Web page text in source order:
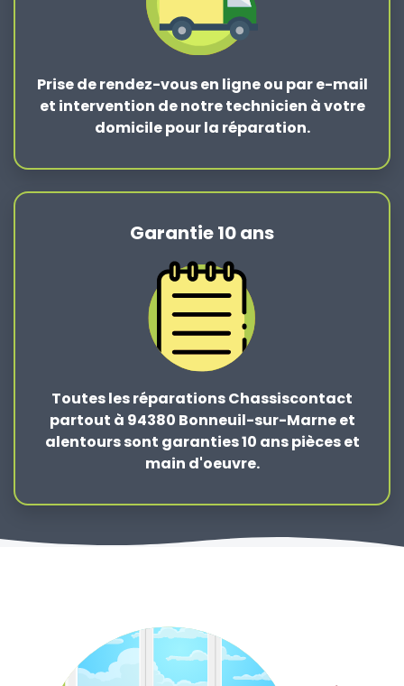
Prise de rendez-vous en ligne ou par e-mail
et intervention de notre technicien à votre
domicile pour la réparation.
Garantie 10 ans
Toutes les réparations Chassiscontact
partout à 94380 Bonneuil-sur-Marne et
alentours sont garanties 10 ans pièces et
main d'oeuvre.